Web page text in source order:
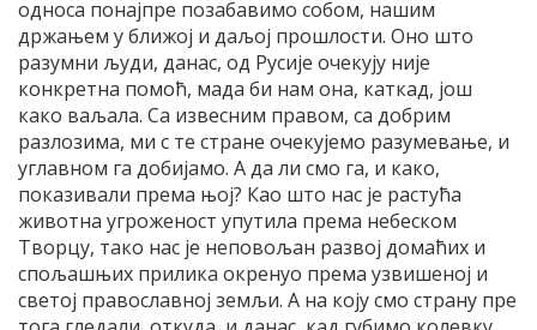
односа понајпре позабавимо собом, нашим
држањем у ближој и даљој прошлости. Оно што
разумни људи, данас, од Русије очекују није
конкретна помоћ, мада би нам она, каткад, још
како ваљала. Са извесним правом, са добрим
разлозима, ми с те стране очекујемо разумевање, и
углавном га добијамо. А да ли смо га, и како,
показивали према њој? Као што нас је растућа
животна угроженост упутила према небеском
Творцу, тако нас је неповољан развој домаћих и
спољашњих прилика окренуо према узвишеној и
светој православној земљи. А на коју смо страну пре